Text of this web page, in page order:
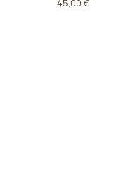
45,00 €